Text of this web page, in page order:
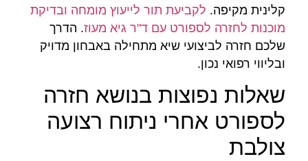
קלינית מקיפה. לקביעת תור לייעוץ מומחה ובדיקת
מוכנות לחזרה לספורט עם ד"ר גיא מעוז. הדרך
שלכם חזרה לביצועי שיא מתחילה באבחון מדויק
ובליווי רפואי נכון.
שאלות נפוצות בנושא חזרה
לספורט אחרי ניתוח רצועה
צולבת